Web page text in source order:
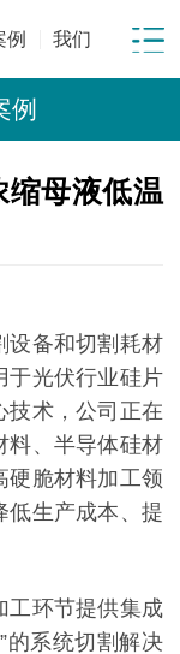
例 我们
例
缩母液低温
设备和切割耗材
于光伏行业硅片
技术，公司正在
料、半导体硅材
硬脆材料加工领
低生产成本、提
工环节提供集成
的系统切割解决